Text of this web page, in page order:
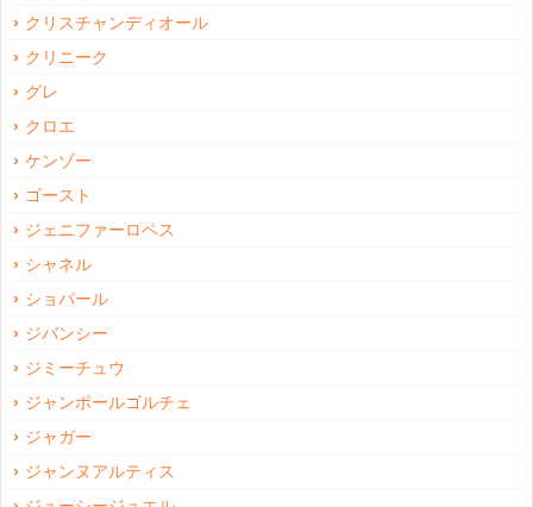
クリスチャンディオール
クリニーク
グレ
クロエ
ケンゾー
ゴースト
ジェニファーロペス
シャネル
ショパール
ジバンシー
ジミーチュウ
ジャンポールゴルチェ
ジャガー
ジャンヌアルティス